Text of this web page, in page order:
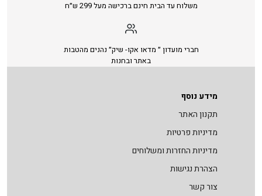
משלוח עד הבית חינם ברכישה מעל 299 ש״ח
חברי מועדון ״ מדאו אקו- שיק״ נהנים מהטבות
באתר ובחנות
מידע נוסף
תקנון האתר
מדיניות פרטיות
מדיניות החזרות ומשלוחים
הצהרת נגישות
צור קשר